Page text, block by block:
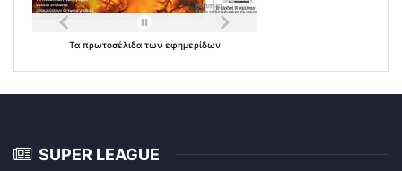
Τα πρωτοσέλιδα των εφημερίδων
SUPER LEAGUE